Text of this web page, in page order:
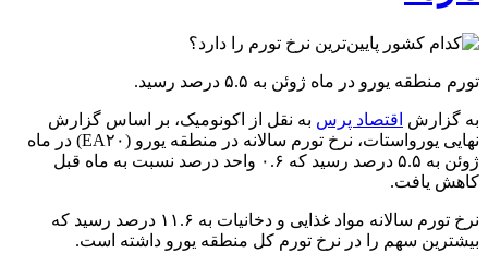
تورم منطقه یورو در ماه ژوئن به ۵.۵ درصد رسید.
به گزارش اقتصاد پرس به نقل از اکونومیک، بر اساس گزارش
نهایی یورواستات، نرخ تورم سالانه در منطقه یورو (EA۲۰) در ماه
ژوئن به ۵.۵ درصد رسید که ۰.۶ واحد درصد نسبت به ماه قبل
کاهش یافت.
نرخ تورم سالانه مواد غذایی و دخانیات به ۱۱.۶ درصد رسید که
بیشترین سهم را در نرخ تورم کل منطقه یورو داشته است.